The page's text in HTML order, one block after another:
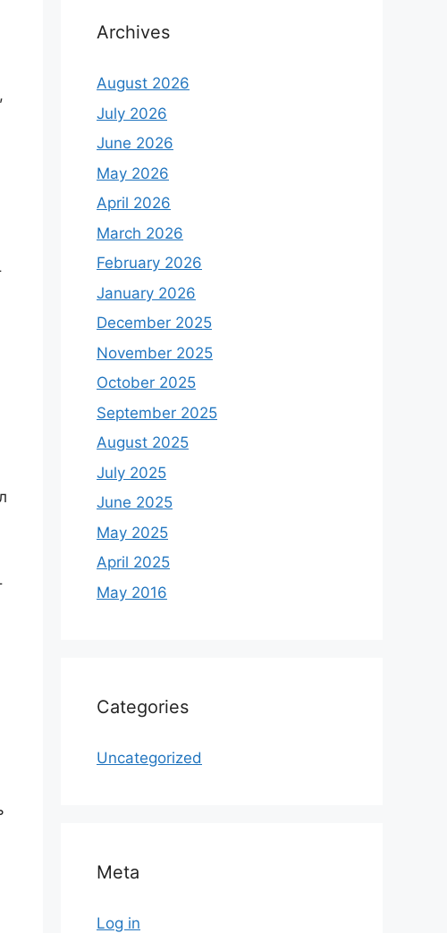
Archives
August 2026
July 2026
June 2026
May 2026
April 2026
March 2026
February 2026
January 2026
December 2025
November 2025
October 2025
September 2025
August 2025
July 2025
June 2025
May 2025
April 2025
May 2016
Categories
Uncategorized
Meta
Log in